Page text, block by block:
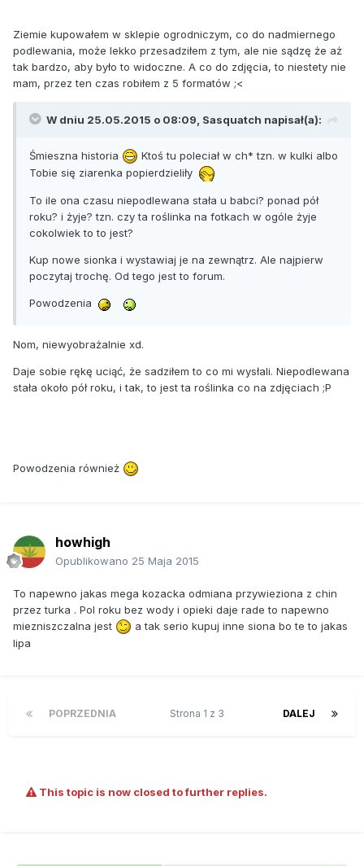
Ziemie kupowałem w sklepie ogrodniczym, co do nadmiernego
podlewania, może lekko przesadziłem z tym, ale nie sądzę że aż
tak bardzo, aby było to widoczne. A co do zdjęcia, to niestety nie
mam, przez ten czas robiłem z 5 formatów ;<
W dniu 25.05.2015 o 08:09, Sasquatch napisał(a):
Śmieszna historia
Ktoś tu poleciał w ch* tzn. w kulki albo
Tobie się ziarenka popierdzieliły
To ile ona czasu niepodlewana stała u babci? ponad pół
roku? i żyje? tzn. czy ta roślinka na fotkach w ogóle żyje
cokolwiek to to jest?
Kup nowe sionka i wystawiaj je na zewnątrz. Ale najpierw
poczytaj trochę. Od tego jest to forum.
Powodzenia
Nom, niewyobrażalnie xd.
Daje sobie rękę uciąć, że sadziłem to co mi wysłali. Niepodlewana
stała około pół roku, i tak, to jest ta roślinka co na zdjęciach ;P
Powodzenia również
howhigh
Opublikowano 25 Maja 2015
To napewno jakas mega kozacka odmiana przywieziona z chin
przez turka . Pol roku bez wody i opieki daje rade to napewno
miezniszczalna jest
a tak serio kupuj inne siona bo te to jakas
lipa
POPRZEDNIA DALEJ
Strona 1 z 3
This topic is now closed to further replies.